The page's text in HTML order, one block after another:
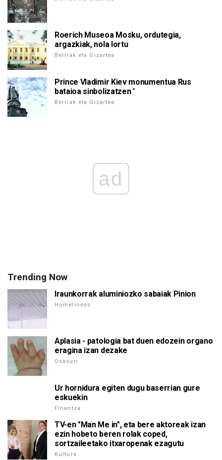
Roerich Museoa Mosku, ordutegia,
argazkiak, nola lortu
Berriak eta Gizartea
Prince Vladimir Kiev monumentua Rus
bataioa sinbolizatzen '
Berriak eta Gizartea
ad
Trending Now
Iraunkorrak aluminiozko sabaiak Pinion
Homeliness
Aplasia - patologia bat duen edozein organo
eragina izan dezake
Osasun
Ur hornidura egiten dugu baserrian gure
eskuekin
Finantza
TV-en "Man Me in", eta bere aktoreak izan
ezin hobeto beren rolak coped,
sortzaileetako itxaropenak ezagutu
Kultura